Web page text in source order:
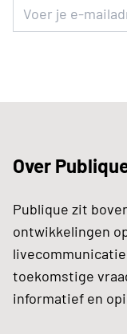
Over
Publique zit
ontwikkelingen
toekomstige
informatief en